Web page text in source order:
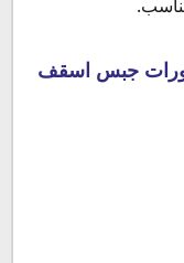
جبس اسقف